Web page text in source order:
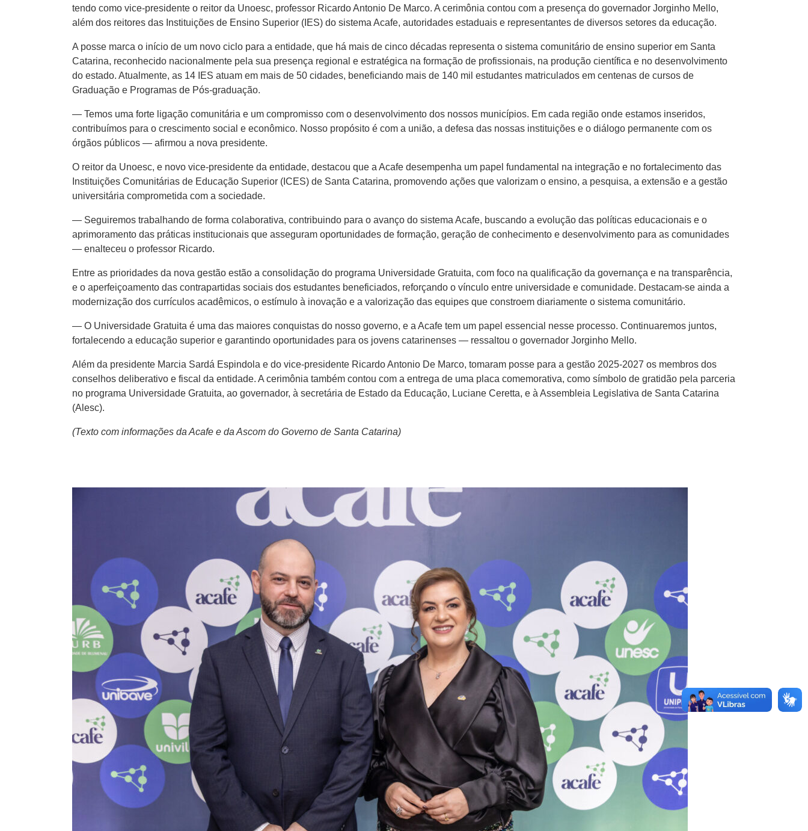
tendo como vice-presidente o reitor da Unoesc, professor Ricardo Antonio De Marco. A cerimônia contou com a presença do governador Jorginho Mello,
além dos reitores das Instituições de Ensino Superior (IES) do sistema Acafe, autoridades estaduais e representantes de diversos setores da educação.
A posse marca o início de um novo ciclo para a entidade, que há mais de cinco décadas representa o sistema comunitário de ensino superior em Santa
Catarina, reconhecido nacionalmente pela sua presença regional e estratégica na formação de profissionais, na produção científica e no desenvolvimento
do estado. Atualmente, as 14 IES atuam em mais de 50 cidades, beneficiando mais de 140 mil estudantes matriculados em centenas de cursos de
Graduação e Programas de Pós-graduação.
— Temos uma forte ligação comunitária e um compromisso com o desenvolvimento dos nossos municípios. Em cada região onde estamos inseridos,
contribuímos para o crescimento social e econômico. Nosso propósito é com a união, a defesa das nossas instituições e o diálogo permanente com os
órgãos públicos — afirmou a nova presidente.
O reitor da Unoesc, e novo vice-presidente da entidade, destacou que a Acafe desempenha um papel fundamental na integração e no fortalecimento das
Instituições Comunitárias de Educação Superior (ICES) de Santa Catarina, promovendo ações que valorizam o ensino, a pesquisa, a extensão e a gestão
universitária comprometida com a sociedade.
— Seguiremos trabalhando de forma colaborativa, contribuindo para o avanço do sistema Acafe, buscando a evolução das políticas educacionais e o
aprimoramento das práticas institucionais que asseguram oportunidades de formação, geração de conhecimento e desenvolvimento para as comunidades
— enalteceu o professor Ricardo.
Entre as prioridades da nova gestão estão a consolidação do programa Universidade Gratuita, com foco na qualificação da governança e na transparência,
e o aperfeiçoamento das contrapartidas sociais dos estudantes beneficiados, reforçando o vínculo entre universidade e comunidade. Destacam-se ainda a
modernização dos currículos acadêmicos, o estímulo à inovação e a valorização das equipes que constroem diariamente o sistema comunitário.
— O Universidade Gratuita é uma das maiores conquistas do nosso governo, e a Acafe tem um papel essencial nesse processo. Continuaremos juntos,
fortalecendo a educação superior e garantindo oportunidades para os jovens catarinenses — ressaltou o governador Jorginho Mello.
Além da presidente Marcia Sardá Espindola e do vice-presidente Ricardo Antonio De Marco, tomaram posse para a gestão 2025-2027 os membros dos
conselhos deliberativo e fiscal da entidade. A cerimônia também contou com a entrega de uma placa comemorativa, como símbolo de gratidão pela parceria
no programa Universidade Gratuita, ao governador, à secretária de Estado da Educação, Luciane Ceretta, e à Assembleia Legislativa de Santa Catarina
(Alesc).
(Texto com informações da Acafe e da Ascom do Governo de Santa Catarina)